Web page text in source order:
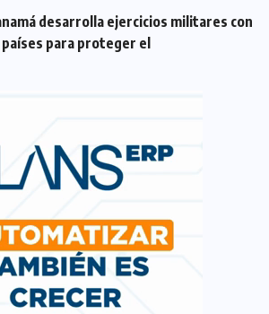
desarrolla ejercicios militares con
países para proteger el